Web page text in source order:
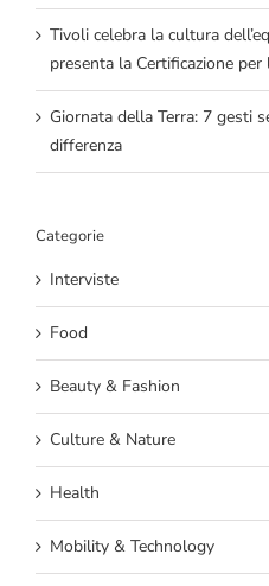
Tivoli celebra la cultura
presenta la Certificazione per
Giornata della Terra: 7 gesti
differenza
Categorie
Interviste
Food
Beauty & Fashion
Culture & Nature
Health
Mobility & Technology